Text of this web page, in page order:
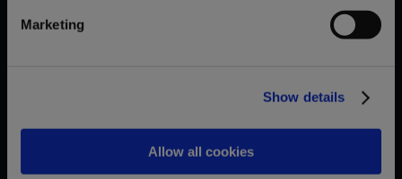
Marketing
Show details
Allow all cookies